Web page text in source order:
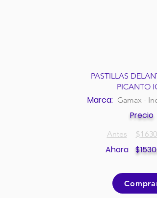
PASTILLAS
PICANTO
Marca: Gamax -
Precio
Antes $
Ahora $
Comprar